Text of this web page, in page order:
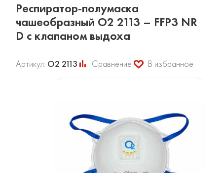
Респиратор-полумаска
чашеобразный О2 2113 – FFP3 NR
D c клапаном выдоха
Артикул: О2 2113 Сравнение В избранное